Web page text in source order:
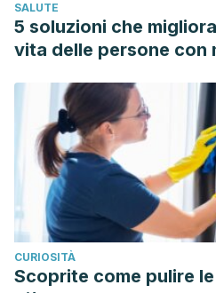
viajar.
https://
codigo=6324197
Zaccagnini, J. (2010).
papel de los “amigos c”.
social
5(1), 63-72. Available at:
http://
72.pdf
. Accessed 08/05/2020.
SALUTE
5 soluzioni che
vita delle persone con
CURIOSITÀ
Scoprite come pulire